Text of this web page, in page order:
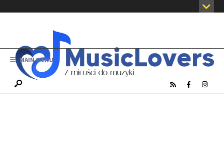
MAIN MENU